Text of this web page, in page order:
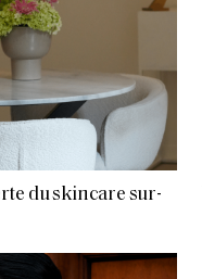
du skincare sur-